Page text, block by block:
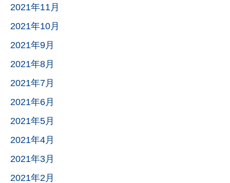
2021年11月
2021年10月
2021年9月
2021年8月
2021年7月
2021年6月
2021年5月
2021年4月
2021年3月
2021年2月